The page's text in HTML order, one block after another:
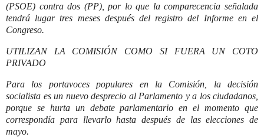
(PSOE) contra dos (PP), por lo que la comparecencia señalada
tendrá lugar tres meses después del registro del Informe en el
Congreso.
UTILIZAN LA COMISIÓN COMO SI FUERA UN COTO
PRIVADO
Para los portavoces populares en la Comisión, la decisión
socialista es un nuevo desprecio al Parlamento y a los ciudadanos,
porque se hurta un debate parlamentario en el momento que
correspondía para llevarlo hasta después de las elecciones de
mayo.